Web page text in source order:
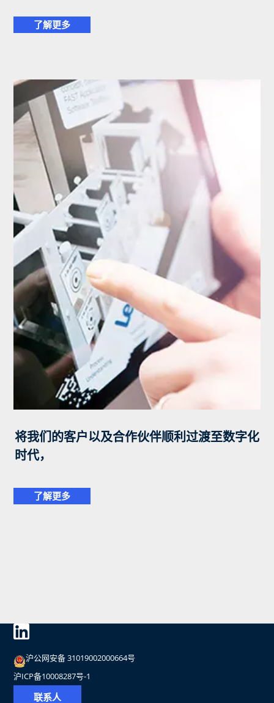
了解更多
将我们的客户以及合作伙伴顺利过渡至数字化
时代，
了解更多
联系人
沪公网安备 31019002000664号
沪ICP备10008287号-1